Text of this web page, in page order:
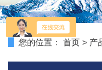
您的位置： 首页 > 产